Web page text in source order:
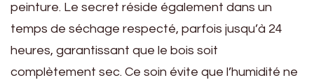
peinture. Le secret réside également dans un
temps de séchage respecté, parfois jusqu’à 24
heures, garantissant que le bois soit
complètement sec. Ce soin évite que l’humidité ne